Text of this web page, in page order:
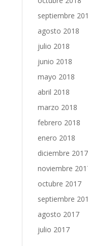
septiembre
agosto 2018
julio 2018
junio 2018
mayo 2018
abril 2018
marzo 2018
febrero 2018
enero 2018
diciembre 2017
noviembre
octubre 2017
septiembre
agosto 2017
julio 2017